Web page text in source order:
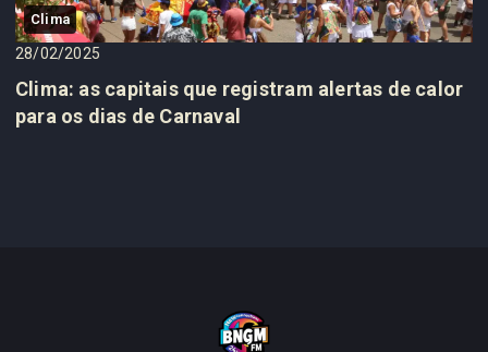
Clima
28/02/2025
Clima: as capitais que registram alertas de calor
para os dias de Carnaval